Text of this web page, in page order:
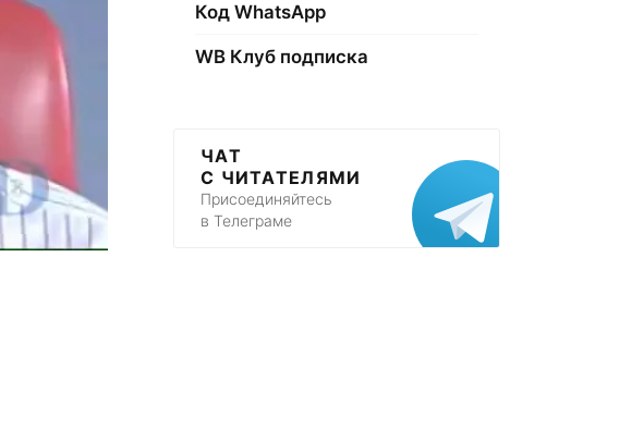
Код WhatsApp
WB Клуб подписка
ЧАТ
С ЧИТАТЕЛЯМИ
Присоединяйтесь
в Телеграме